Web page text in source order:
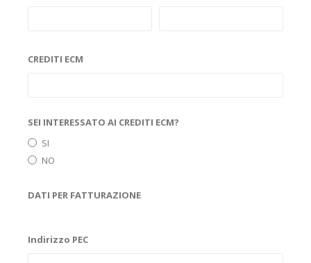
CREDITI ECM
SEI INTERESSATO AI CREDITI ECM?
SI
NO
DATI PER FATTURAZIONE
Indirizzo PEC